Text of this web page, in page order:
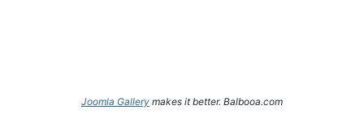
Joomla Gallery makes it better. Balbooa.com